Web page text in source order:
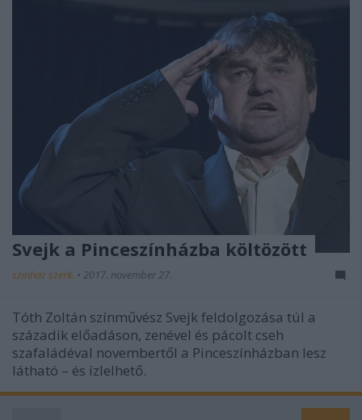
Svejk a Pinceszínházba költözött
szinhaz szerk. • 2017. november 27.
Tóth Zoltán színművész Svejk feldolgozása túl a
századik előadáson, zenével és pácolt cseh
szafaládéval novembertől a Pinceszínházban lesz
látható – és ízlelhető.